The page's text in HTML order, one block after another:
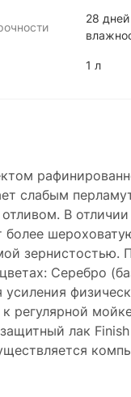
28
1 л
слабым
В
более
зернистостью.
Серебро
усиления
регулярной
лак